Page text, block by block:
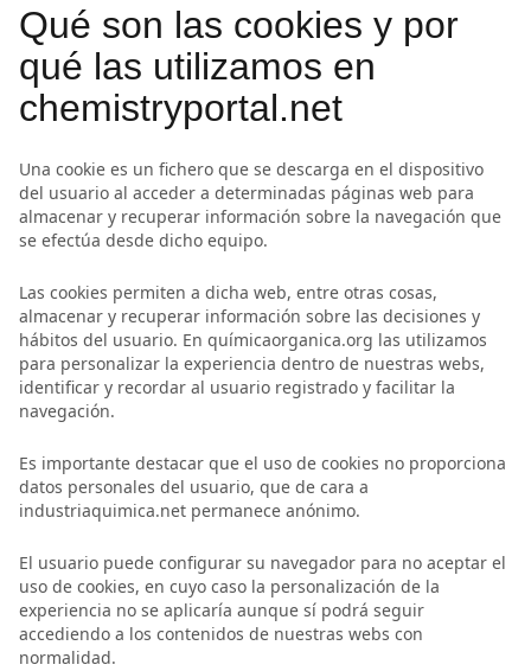
Qué son las cookies y por
qué las utilizamos en
chemistryportal.net
Una cookie es un fichero que se descarga en el dispositivo
del usuario al acceder a determinadas páginas web para
almacenar y recuperar información sobre la navegación que
se efectúa desde dicho equipo.
Las cookies permiten a dicha web, entre otras cosas,
almacenar y recuperar información sobre las decisiones y
hábitos del usuario. En químicaorganica.org las utilizamos
para personalizar la experiencia dentro de nuestras webs,
identificar y recordar al usuario registrado y facilitar la
navegación.
Es importante destacar que el uso de cookies no proporciona
datos personales del usuario, que de cara a
industriaquimica.net permanece anónimo.
El usuario puede configurar su navegador para no aceptar el
uso de cookies, en cuyo caso la personalización de la
experiencia no se aplicaría aunque sí podrá seguir
accediendo a los contenidos de nuestras webs con
normalidad.